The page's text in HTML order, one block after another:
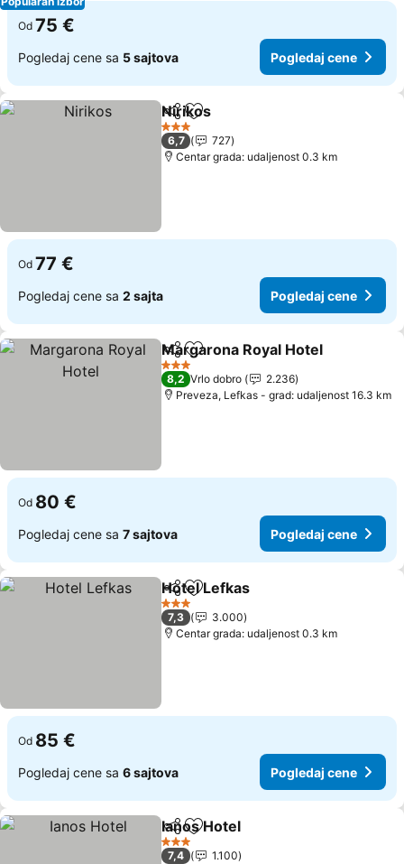
Od 75 €
Pogledaj cene sa 5 sajtova Pogledaj cene
Deli Dodati u favorite
Nirikos
3 Zvezdice
6,7
727
Centar grada: udaljenost 0.3 km
Od 77 €
Pogledaj cene sa 2 sajta Pogledaj cene
Deli Dodati u favorite
Margarona Royal Hotel
3 Zvezdice
8,2 Vrlo dobro
2.236
Preveza, Lefkas - grad: udaljenost 16.3 km
Od 80 €
Pogledaj cene sa 7 sajtova Pogledaj cene
Deli Dodati u favorite
Hotel Lefkas
3 Zvezdice
7,3
3.000
Centar grada: udaljenost 0.3 km
Od 85 €
Pogledaj cene sa 6 sajtova Pogledaj cene
Deli Dodati u favorite
Ianos Hotel
3 Zvezdice
7,4
1.100